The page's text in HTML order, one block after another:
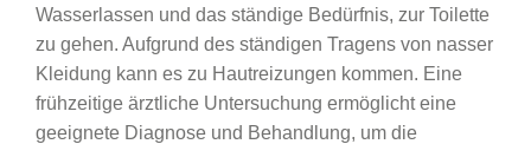
Wasserlassen und das ständige Bedürfnis, zur Toilette
zu gehen. Aufgrund des ständigen Tragens von nasser
Kleidung kann es zu Hautreizungen kommen. Eine
frühzeitige ärztliche Untersuchung ermöglicht eine
geeignete Diagnose und Behandlung, um die